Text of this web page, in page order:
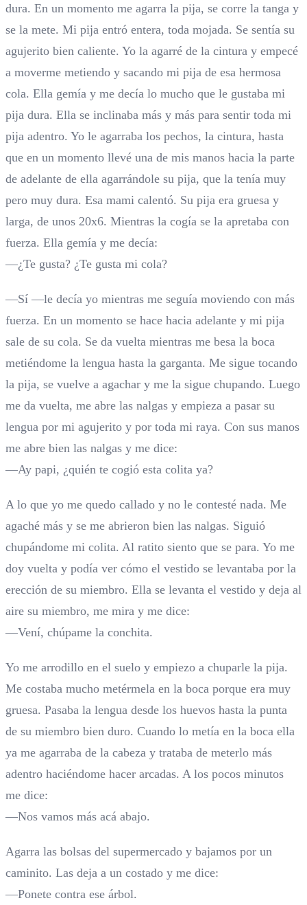
dura. En un momento me agarra la pija, se corre la tanga y
se la mete. Mi pija entró entera, toda mojada. Se sentía su
agujerito bien caliente. Yo la agarré de la cintura y empecé
a moverme metiendo y sacando mi pija de esa hermosa
cola. Ella gemía y me decía lo mucho que le gustaba mi
pija dura. Ella se inclinaba más y más para sentir toda mi
pija adentro. Yo le agarraba los pechos, la cintura, hasta
que en un momento llevé una de mis manos hacia la parte
de adelante de ella agarrándole su pija, que la tenía muy
pero muy dura. Esa mami calentó. Su pija era gruesa y
larga, de unos 20x6. Mientras la cogía se la apretaba con
fuerza. Ella gemía y me decía:
—¿Te gusta? ¿Te gusta mi cola?
—Sí —le decía yo mientras me seguía moviendo con más
fuerza. En un momento se hace hacia adelante y mi pija
sale de su cola. Se da vuelta mientras me besa la boca
metiéndome la lengua hasta la garganta. Me sigue tocando
la pija, se vuelve a agachar y me la sigue chupando. Luego
me da vuelta, me abre las nalgas y empieza a pasar su
lengua por mi agujerito y por toda mi raya. Con sus manos
me abre bien las nalgas y me dice:
—Ay papi, ¿quién te cogió esta colita ya?
A lo que yo me quedo callado y no le contesté nada. Me
agaché más y se me abrieron bien las nalgas. Siguió
chupándome mi colita. Al ratito siento que se para. Yo me
doy vuelta y podía ver cómo el vestido se levantaba por la
erección de su miembro. Ella se levanta el vestido y deja al
aire su miembro, me mira y me dice:
—Vení, chúpame la conchita.
Yo me arrodillo en el suelo y empiezo a chuparle la pija.
Me costaba mucho metérmela en la boca porque era muy
gruesa. Pasaba la lengua desde los huevos hasta la punta
de su miembro bien duro. Cuando lo metía en la boca ella
ya me agarraba de la cabeza y trataba de meterlo más
adentro haciéndome hacer arcadas. A los pocos minutos
me dice:
—Nos vamos más acá abajo.
Agarra las bolsas del supermercado y bajamos por un
caminito. Las deja a un costado y me dice:
—Ponete contra ese árbol.